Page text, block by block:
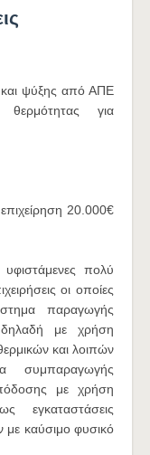
ψύξης από ΑΠΕ
για
20.000€
πολύ
οι οποίες
παραγωγής
με χρήση
και λοιπών
συμπαραγωγής
με χρήση
με καύσιμο φυσικό